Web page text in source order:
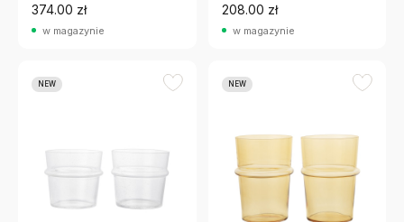
374.00 zł
w magazynie
208.00 zł
w magazynie
NEW NEW